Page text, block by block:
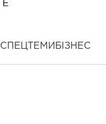
СПЕЦТЕМИ БІЗНЕС